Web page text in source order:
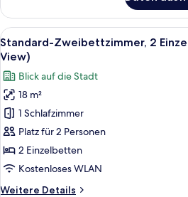
Doppelzimmer
(Princes
Street
View)
Alle
Fotos
für
Standard-
Zweibettzimmer,
2 Einzelbetten
(Princes
Street
View)
Ein
7
Standard-Zweibettzimmer, 2
View)
Blick auf die Stadt
18 m²
1 Schlafzimmer
Platz für 2 Personen
2 Einzelbetten
Kostenloses WLAN
Weitere Details
Weitere